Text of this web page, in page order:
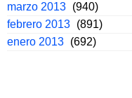
marzo 2013 (940)
febrero 2013 (891)
enero 2013 (692)